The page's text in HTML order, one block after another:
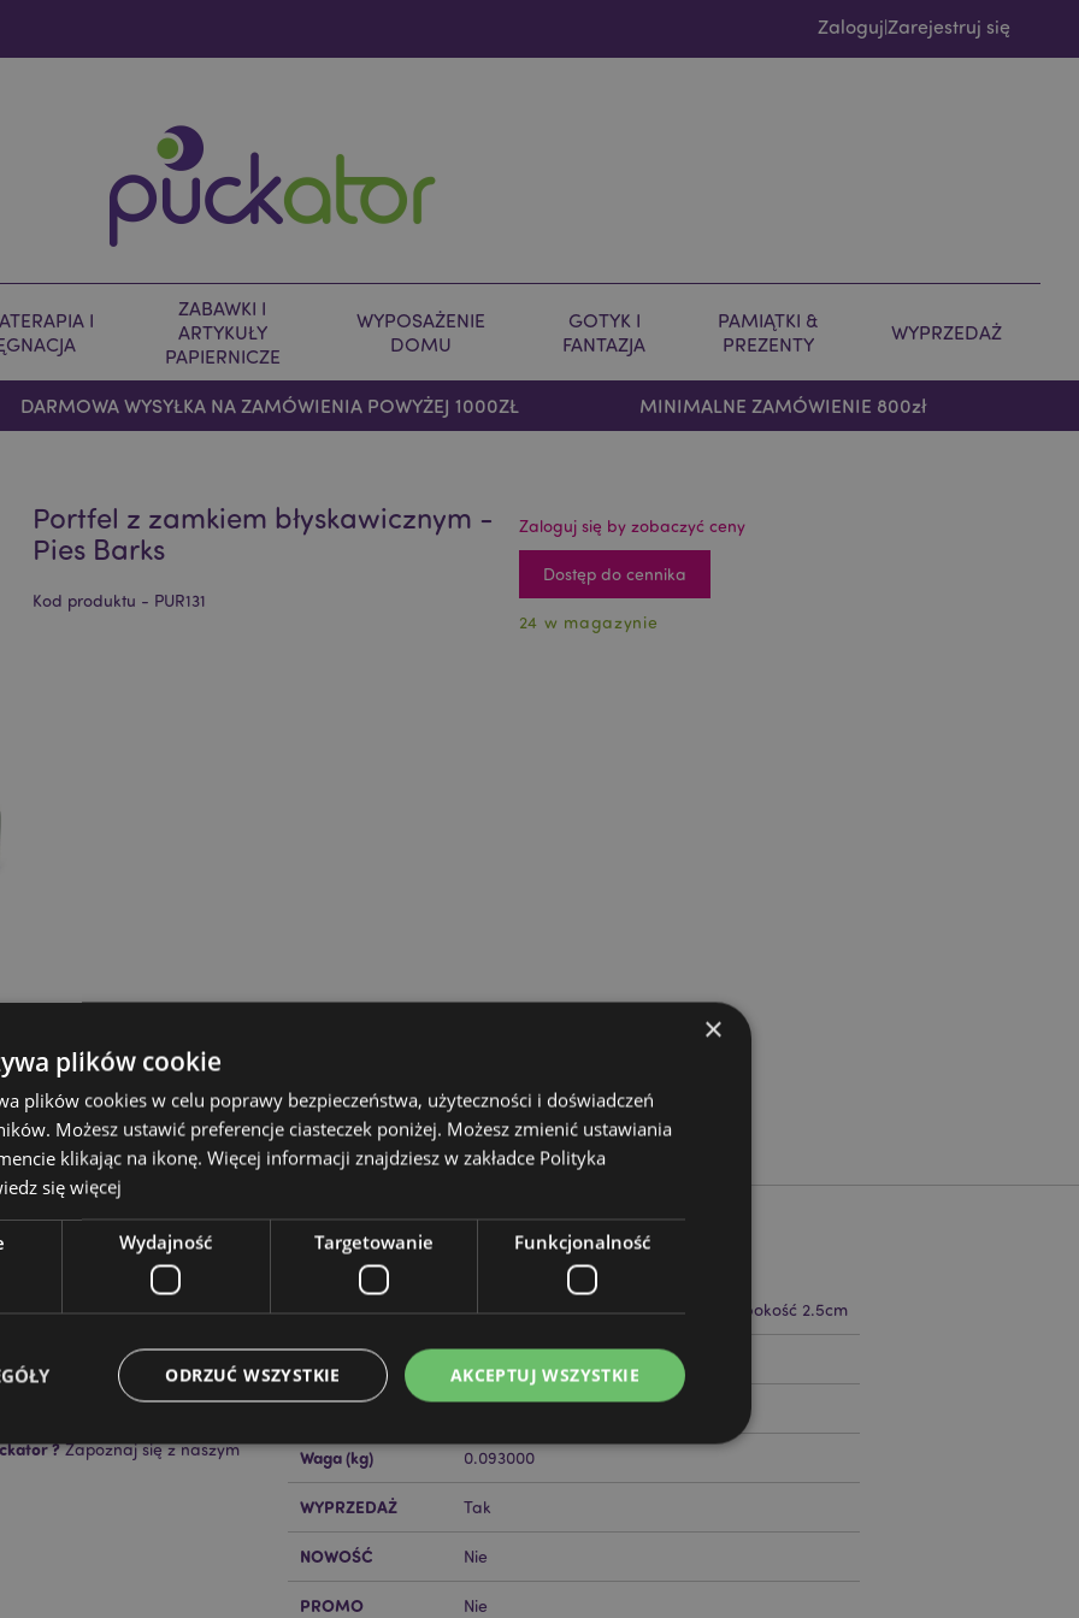
Zaloguj|Zarejestruj się
I
ZABAWKI I
ARTYKUŁY
PAPIERNICZE
WYPOSAŻENIE
DOMU
GOTYK I
FANTAZJA
PAMIĄTKI &
PREZENTY
WYPRZEDAŻ
DARMOWA WYSYŁKA NA ZAMÓWIENIA POWYŻEJ 1000ZŁ MINIMALNE ZAMÓWIENIE 800zł
Portfel z zamkiem błyskawicznym -
Pies Barks
Kod produktu - PUR131
Zaloguj się by zobaczyć ceny
Dostęp do cennika
24 w magazynie
?Zapoznaj się z naszym
Cechy produktu
informacji
Wymiary Wysokość 8.5cm Szerokość 11cm Głębokość 2.5cm
Kod Kreskowy EAN
Ilość w kartonie 144
Waga (kg) 0.093000
WYPRZEDAŻ Tak
NOWOŚĆ Nie
PROMO Nie
×
plików cookie
plików cookies w celu poprawy bezpieczeństwa, użyteczności i doświadczeń
Możesz ustawić preferencje ciasteczek poniżej. Możesz zmienić ustawiania
klikając na ikonę. Więcej informacji znajdziesz w zakładce Polityka
się więcej
Wydajność Targetowanie Funkcjonalność
AKCEPTUJ WSZYSTKIE
ODRZUĆ WSZYSTKIE
pozwalają na sprawne funkcjonowanie strony. Należą do nich loginy klientów i zarządzanie kontami.
Opis